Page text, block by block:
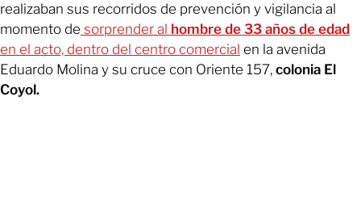
realizaban sus recorridos de prevención y vigilancia al
momento de sorprender al hombre de 33 años de edad
en el acto, dentro del centro comercial en la avenida
Eduardo Molina y su cruce con Oriente 157, colonia El
Coyol.